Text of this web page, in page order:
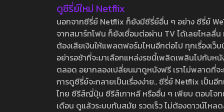
ดูซีรี่ย์ใหม่ Netflix
นอกจากซีรี่ย์ Netflix ก็ยังมีซีรี่ย์อื่น ๆ อย่าง ซีรี่ย์
จากสมาร์ทโฟน ก็ยังเชื่อมต่อผ่าน TV ได้เลยไหลลื่
ต้องเสียเงินให้แพลตฟอร์มไหนอีกต่อไป ทุกเรื่องเว็
อย่ารอช้าที่จะมาเลือกแหล่งรชนี้เพลิดเพลินไปกับห
ตลอด อยากลองเปลี่ยนมาดูหนังฟรี เราไม่พลาดที่
การดูซีรี่ย์จะกลายเป็นเรื่องง่าย.. ซีรี่ย์ Netflix เป็น
ไทย ซีรีส์ญี่ปุ่น ซีรีส์เกาหลี หรืออื่น ๆ เพียบ ตอบโจท
เดือน ดูแล้วระบบทันสมัย รวดเร็ว ไม่ต้องดาวน์โห